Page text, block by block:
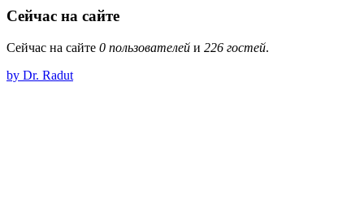
Сейчас на сайте
Сейчас на сайте 0 пользователей и 226 гостей.
by Dr. Radut